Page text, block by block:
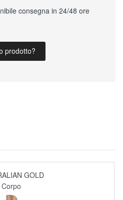
consegna in 24/48 ore
prodotto?
GOLD
Corpo